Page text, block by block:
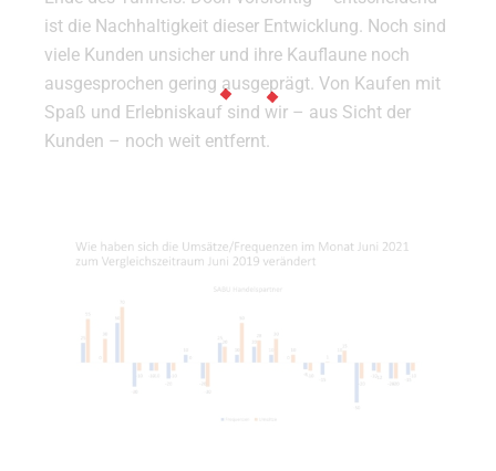
ist die Nachhaltigkeit dieser Entwicklung. Noch sind
viele Kunden unsicher und ihre Kauflaune noch
ausgesprochen gering ausgeprägt. Von Kaufen mit
Spaß und Erlebniskauf sind wir – aus Sicht der
Kunden – noch weit entfernt.